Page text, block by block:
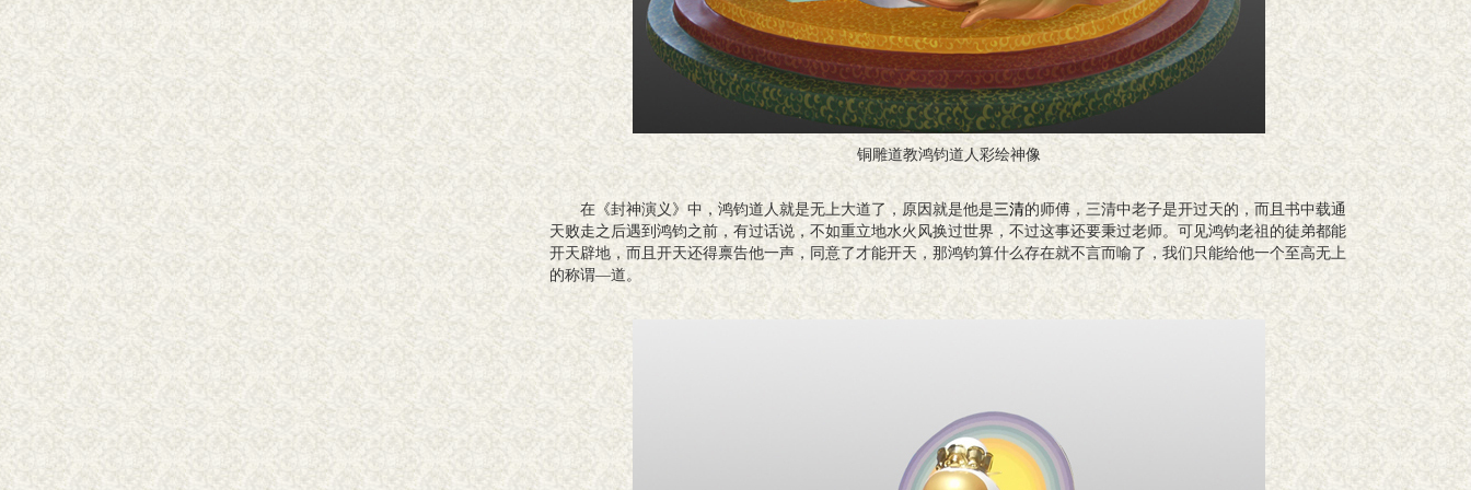
铜雕道教鸿钧道人彩绘神像
在《封神演义》中，鸿钧道人就是无上大道了，原因就是他是三清的师傅，三清中老子是开过天的，而且书中载通
天败走之后遇到鸿钧之前，有过话说，不如重立地水火风换过世界，不过这事还要秉过老师。可见鸿钧老祖的徒弟都能
开天辟地，而且开天还得禀告他一声，同意了才能开天，那鸿钧算什么存在就不言而喻了，我们只能给他一个至高无上
的称谓—道。